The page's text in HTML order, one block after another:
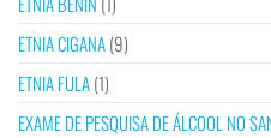
ETNIA CIGANA(9)
ETNIA FULA(1)
EXAME DE PESQUISA DE ÁLCOOL NO